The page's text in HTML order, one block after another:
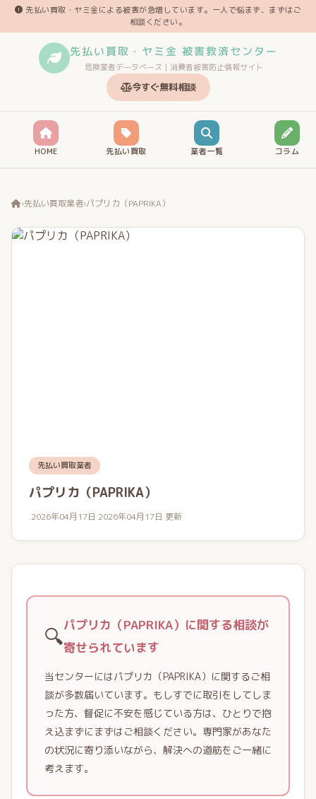
先払い買取・ヤミ金による被害が急増しています。一人で悩まず、まずはご
相談ください。
先払い買取・ヤミ金 被害救済センター
危険業者データベース｜消費者被害防止情報サイト
今すぐ無料相談
HOME 先払い買取 業者一覧 コラム
›先払い買取業者›パプリカ（PAPRIKA）
先払い買取業者
パプリカ（PAPRIKA）
2026年04月17日 2026年04月17日 更新
🔍パプリカ（PAPRIKA）に関する相談が
寄せられています
当センターにはパプリカ（PAPRIKA）に関するご相
談が多数届いています。もしすでに取引をしてしま
った方、督促に不安を感じている方は、ひとりで抱
え込まずにまずはご相談ください。専門家があなた
の状況に寄り添いながら、解決への道筋をご一緒に
考えます。